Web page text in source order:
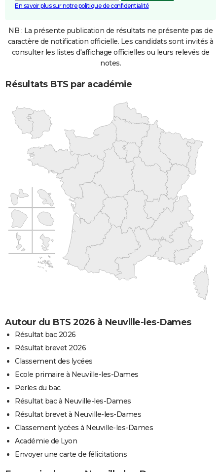
En savoir plus sur notre politique de confidentialité
NB : La présente publication de résultats ne présente pas de
caractère de notification officielle. Les candidats sont invités à
consulter les listes d'affichage officielles ou leurs relevés de
notes.
Résultats BTS par académie
Autour du BTS 2026 à Neuville-les-Dames
Résultat bac 2026
Résultat brevet 2026
Classement des lycées
Ecole primaire à Neuville-les-Dames
Perles du bac
Résultat bac à Neuville-les-Dames
Résultat brevet à Neuville-les-Dames
Classement lycées à Neuville-les-Dames
Académie de Lyon
Envoyer une carte de félicitations